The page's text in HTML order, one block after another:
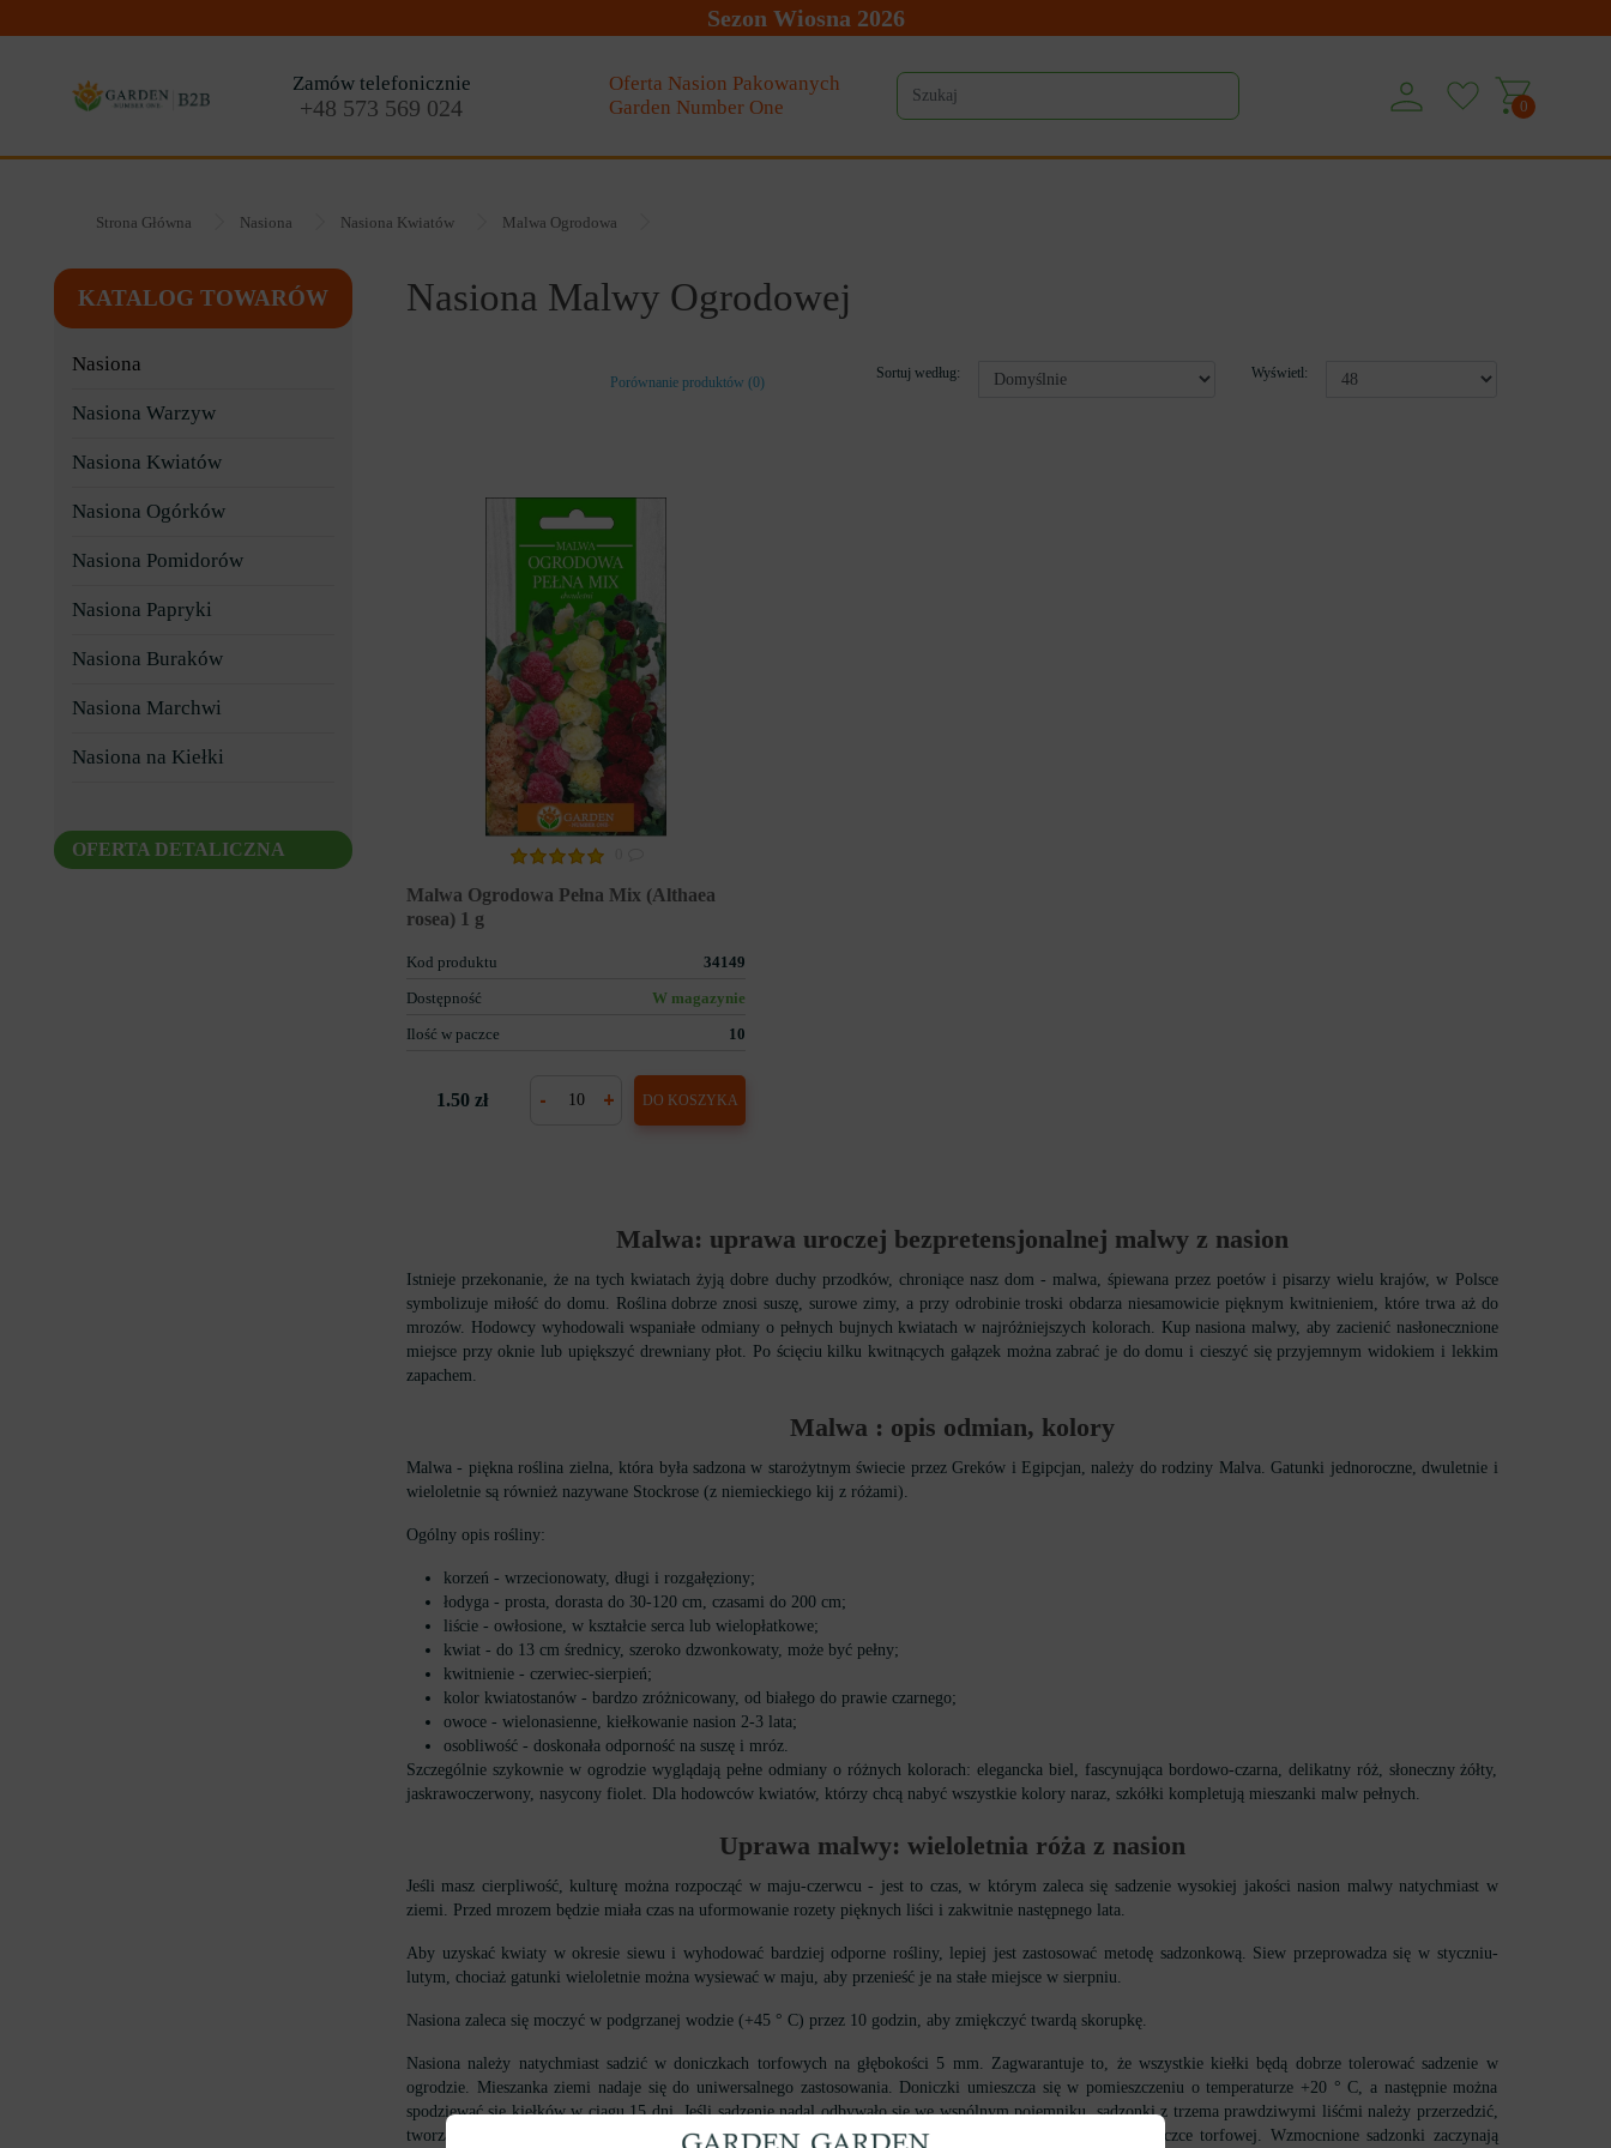
Sezon Wiosna 2026
Zamów telefonicznie
+48 573 569 024
Oferta Nasion Pakowanych
Garden Number One
0
Strona Główna Nasiona Nasiona Kwiatów Malwa Ogrodowa
KATALOG TOWARÓW
Nasiona
Nasiona Warzyw
Nasiona Kwiatów
Nasiona Ogórków
Nasiona Pomidorów
Nasiona Papryki
Nasiona Buraków
Nasiona Marchwi
Nasiona na Kiełki
OFERTA DETALICZNA
Nasiona Malwy Ogrodowej
Porównanie produktów (0)
Sortuj według: Wyświetl:
Malwa Ogrodowa Pełna Mix (Althaea
rosea) 1 g
Kod produktu
34149
Dostępność
W magazynie
Ilość w paczce
10
1.50 zł +
- DO KOSZYKA
Malwa: uprawa uroczej bezpretensjonalnej malwy z nasion
Istnieje przekonanie, że na tych kwiatach żyją dobre duchy przodków, chroniące nasz dom - malwa, śpiewana przez poetów i pisarzy wielu krajów, w Polsce
symbolizuje miłość do domu. Roślina dobrze znosi suszę, surowe zimy, a przy odrobinie troski obdarza niesamowicie pięknym kwitnieniem, które trwa aż do
mrozów. Hodowcy wyhodowali wspaniałe odmiany o pełnych bujnych kwiatach w najróżniejszych kolorach. Kup nasiona malwy, aby zacienić nasłonecznione
miejsce przy oknie lub upiększyć drewniany płot. Po ścięciu kilku kwitnących gałązek można zabrać je do domu i cieszyć się przyjemnym widokiem i lekkim
zapachem.
Malwa : opis odmian, kolory
Malwa - piękna roślina zielna, która była sadzona w starożytnym świecie przez Greków i Egipcjan, należy do rodziny Malva. Gatunki jednoroczne, dwuletnie i
wieloletnie są również nazywane Stockrose (z niemieckiego kij z różami).
Ogólny opis rośliny:
korzeń - wrzecionowaty, długi i rozgałęziony;
łodyga - prosta, dorasta do 30-120 cm, czasami do 200 cm;
liście - owłosione, w kształcie serca lub wielopłatkowe;
kwiat - do 13 cm średnicy, szeroko dzwonkowaty, może być pełny;
kwitnienie - czerwiec-sierpień;
kolor kwiatostanów - bardzo zróżnicowany, od białego do prawie czarnego;
owoce - wielonasienne, kiełkowanie nasion 2-3 lata;
osobliwość - doskonała odporność na suszę i mróz.
Szczególnie szykownie w ogrodzie wyglądają pełne odmiany o różnych kolorach: elegancka biel, fascynująca bordowo-czarna, delikatny róż, słoneczny żółty,
jaskrawoczerwony, nasycony fiolet. Dla hodowców kwiatów, którzy chcą nabyć wszystkie kolory naraz, szkółki kompletują mieszanki malw pełnych.
Uprawa malwy: wieloletnia róża z nasion
Jeśli masz cierpliwość, kulturę można rozpocząć w maju-czerwcu - jest to czas, w którym zaleca się sadzenie wysokiej jakości nasion malwy natychmiast w
ziemi. Przed mrozem będzie miała czas na uformowanie rozety pięknych liści i zakwitnie następnego lata.
Aby uzyskać kwiaty w okresie siewu i wyhodować bardziej odporne rośliny, lepiej jest zastosować metodę sadzonkową. Siew przeprowadza się w styczniu-
lutym, chociaż gatunki wieloletnie można wysiewać w maju, aby przenieść je na stałe miejsce w sierpniu.
Nasiona zaleca się moczyć w podgrzanej wodzie (+45 ° C) przez 10 godzin, aby zmiękczyć twardą skorupkę.
Nasiona należy natychmiast sadzić w doniczkach torfowych na głębokości 5 mm. Zagwarantuje to, że wszystkie kiełki będą dobrze tolerować sadzenie w
ogrodzie. Mieszanka ziemi nadaje się do uniwersalnego zastosowania. Doniczki umieszcza się w pomieszczeniu o temperaturze +20 ° C, a następnie można
spodziewać się kiełków w ciągu 15 dni. Jeśli sadzenie nadal odbywało się we wspólnym pojemniku, sadzonki z trzema prawdziwymi liśćmi należy przerzedzić,
tworząc odległość 2-3 cm. Kiełki wyciągnięte z mieszanki ziemi można uratować, umieszczając je w doniczce torfowej. Wzmocnione sadzonki zaczynają